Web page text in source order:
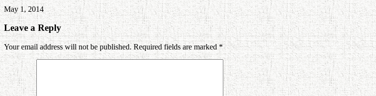
May 1, 2014
Leave a Reply
Your email address will not be published. Required fields are marked*